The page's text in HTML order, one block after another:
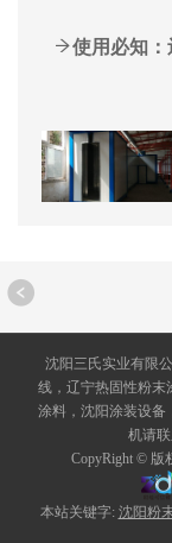
沈阳三氏实业有限
线，辽宁热固性粉末
涂料，沈阳涂装设备
机请联
CopyRight © 版
本站关键字: 沈阳粉